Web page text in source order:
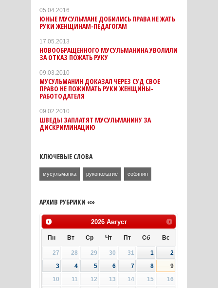
05.04.2016
ЮНЫЕ МУСУЛЬМАНЕ ДОБИЛИСЬ ПРАВА НЕ ЖАТЬ
РУКИ ЖЕНЩИНАМ-ПЕДАГОГАМ
17.05.2013
НОВООБРАЩЕННОГО МУСУЛЬМАНИНА УВОЛИЛИ
ЗА ОТКАЗ ПОЖАТЬ РУКУ
09.03.2010
МУСУЛЬМАНИН ДОКАЗАЛ ЧЕРЕЗ СУД СВОЕ
ПРАВО НЕ ПОЖИМАТЬ РУКИ ЖЕНЩИНЫ-
РАБОТОДАТЕЛЯ
09.02.2010
ШВЕДЫ ЗАПЛАТЯТ МУСУЛЬМАНИНУ ЗА
ДИСКРИМИНАЦИЮ
КЛЮЧЕВЫЕ СЛОВА
мусульманка рукопожатие собянин
АРХИВ РУБРИКИ «»
2026 Август
Пн Вт Ср Чт Пт Сб Вс
27 28 29 30 31 1
2
3
4 5 6 7 8
9
10
11 12 13 14 15
16